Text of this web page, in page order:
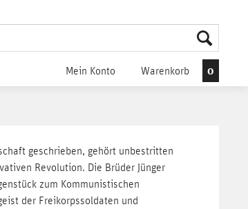
Mein Konto Warenkorb 0
geschrieben, gehört unbestritten
Revolution. Die Brüder Jünger
zum Kommunistischen
der Freikorpssoldaten und